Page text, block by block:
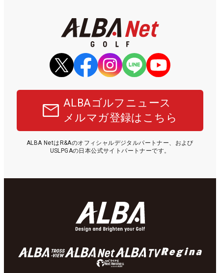
ALBAゴルフニュース
メルマガ登録はこちら
ALBA NetはR&Aのオフィシャルデジタルパートナー、および
USLPGAの日本公式サイトパートナーです。